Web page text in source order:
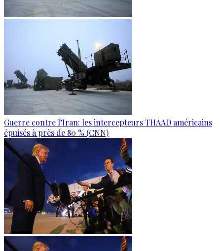
Guerre contre l’Iran: les intercepteurs THAAD américains
épuisés à près de 80 % (CNN)